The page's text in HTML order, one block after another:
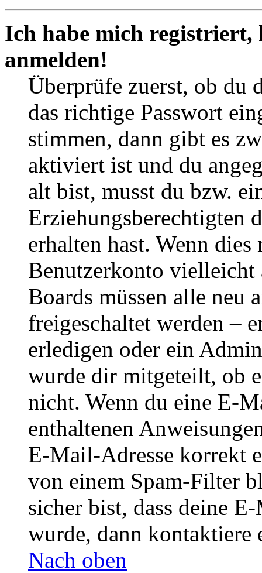
Ich habe mich
anmelden!
Überprüfe zuerst, ob du
das richtige Passwort
stimmen, dann gibt es
aktiviert ist und du
alt bist, musst du bzw.
Erziehungsberechtigten
erhalten hast. Wenn
Benutzerkonto
Boards müssen alle neu
freigeschaltet werden –
erledigen oder ein
wurde dir mitgeteilt, ob
nicht. Wenn du eine E-
enthaltenen
E-Mail-Adresse korrekt
von einem Spam-Filter
sicher bist, dass deine
wurde, dann kontaktiere
Nach oben